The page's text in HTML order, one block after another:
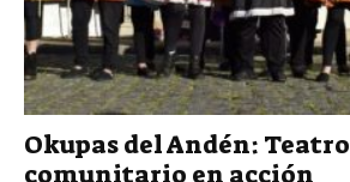
Okupas del Andén: Teatro
comunitario en acción